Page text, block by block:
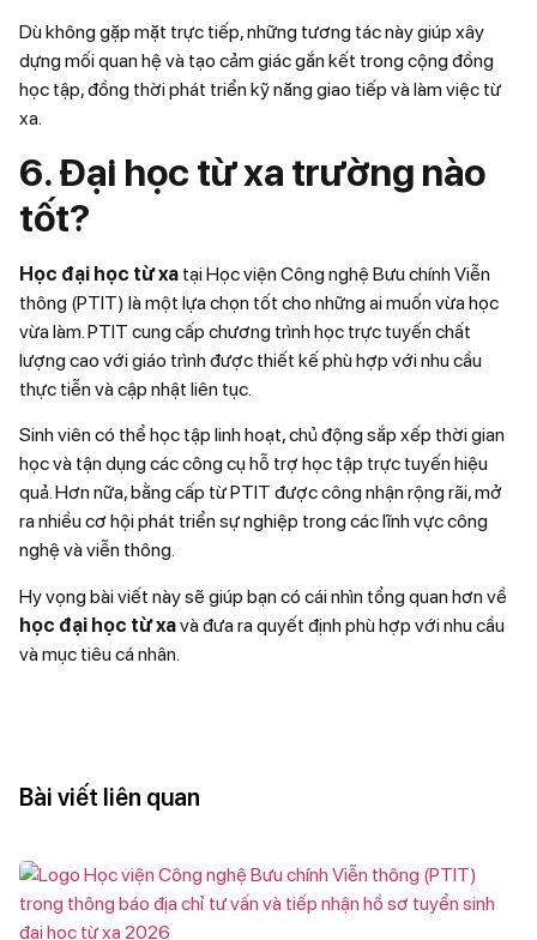
Dù không gặp mặt trực tiếp, những tương tác này giúp xây
dựng mối quan hệ và tạo cảm giác gắn kết trong cộng đồng
học tập, đồng thời phát triển kỹ năng giao tiếp và làm việc từ
xa.
6. Đại học từ xa trường nào
tốt?
Học đại học từ xa tại Học viện Công nghệ Bưu chính Viễn
thông (PTIT) là một lựa chọn tốt cho những ai muốn vừa học
vừa làm. PTIT cung cấp chương trình học trực tuyến chất
lượng cao với giáo trình được thiết kế phù hợp với nhu cầu
thực tiễn và cập nhật liên tục.
Sinh viên có thể học tập linh hoạt, chủ động sắp xếp thời gian
học và tận dụng các công cụ hỗ trợ học tập trực tuyến hiệu
quả. Hơn nữa, bằng cấp từ PTIT được công nhận rộng rãi, mở
ra nhiều cơ hội phát triển sự nghiệp trong các lĩnh vực công
nghệ và viễn thông.
Hy vọng bài viết này sẽ giúp bạn có cái nhìn tổng quan hơn về
học đại học từ xavà đưa ra quyết định phù hợp với nhu cầu
và mục tiêu cá nhân.
Bài viết liên quan